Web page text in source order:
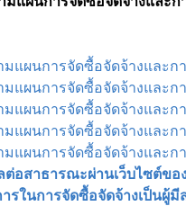
มแผนการจัดซื้อจัดจ้างและก
มแผนการจัดซื้อจัดจ้างและก
มแผนการจัดซื้อจัดจ้างและก
มแผนการจัดซื้อจัดจ้างและ
มแผนการจัดซื้อจัดจ้างและก
อสาธารณะผ่านเว็บไซต์ขอ
รในการจัดซื้อจัดจ้างเป็น